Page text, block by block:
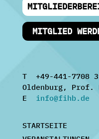
MITGLIED
T +49-441-7708
Oldenburg,
E info@fihb.de
STARTSEITE